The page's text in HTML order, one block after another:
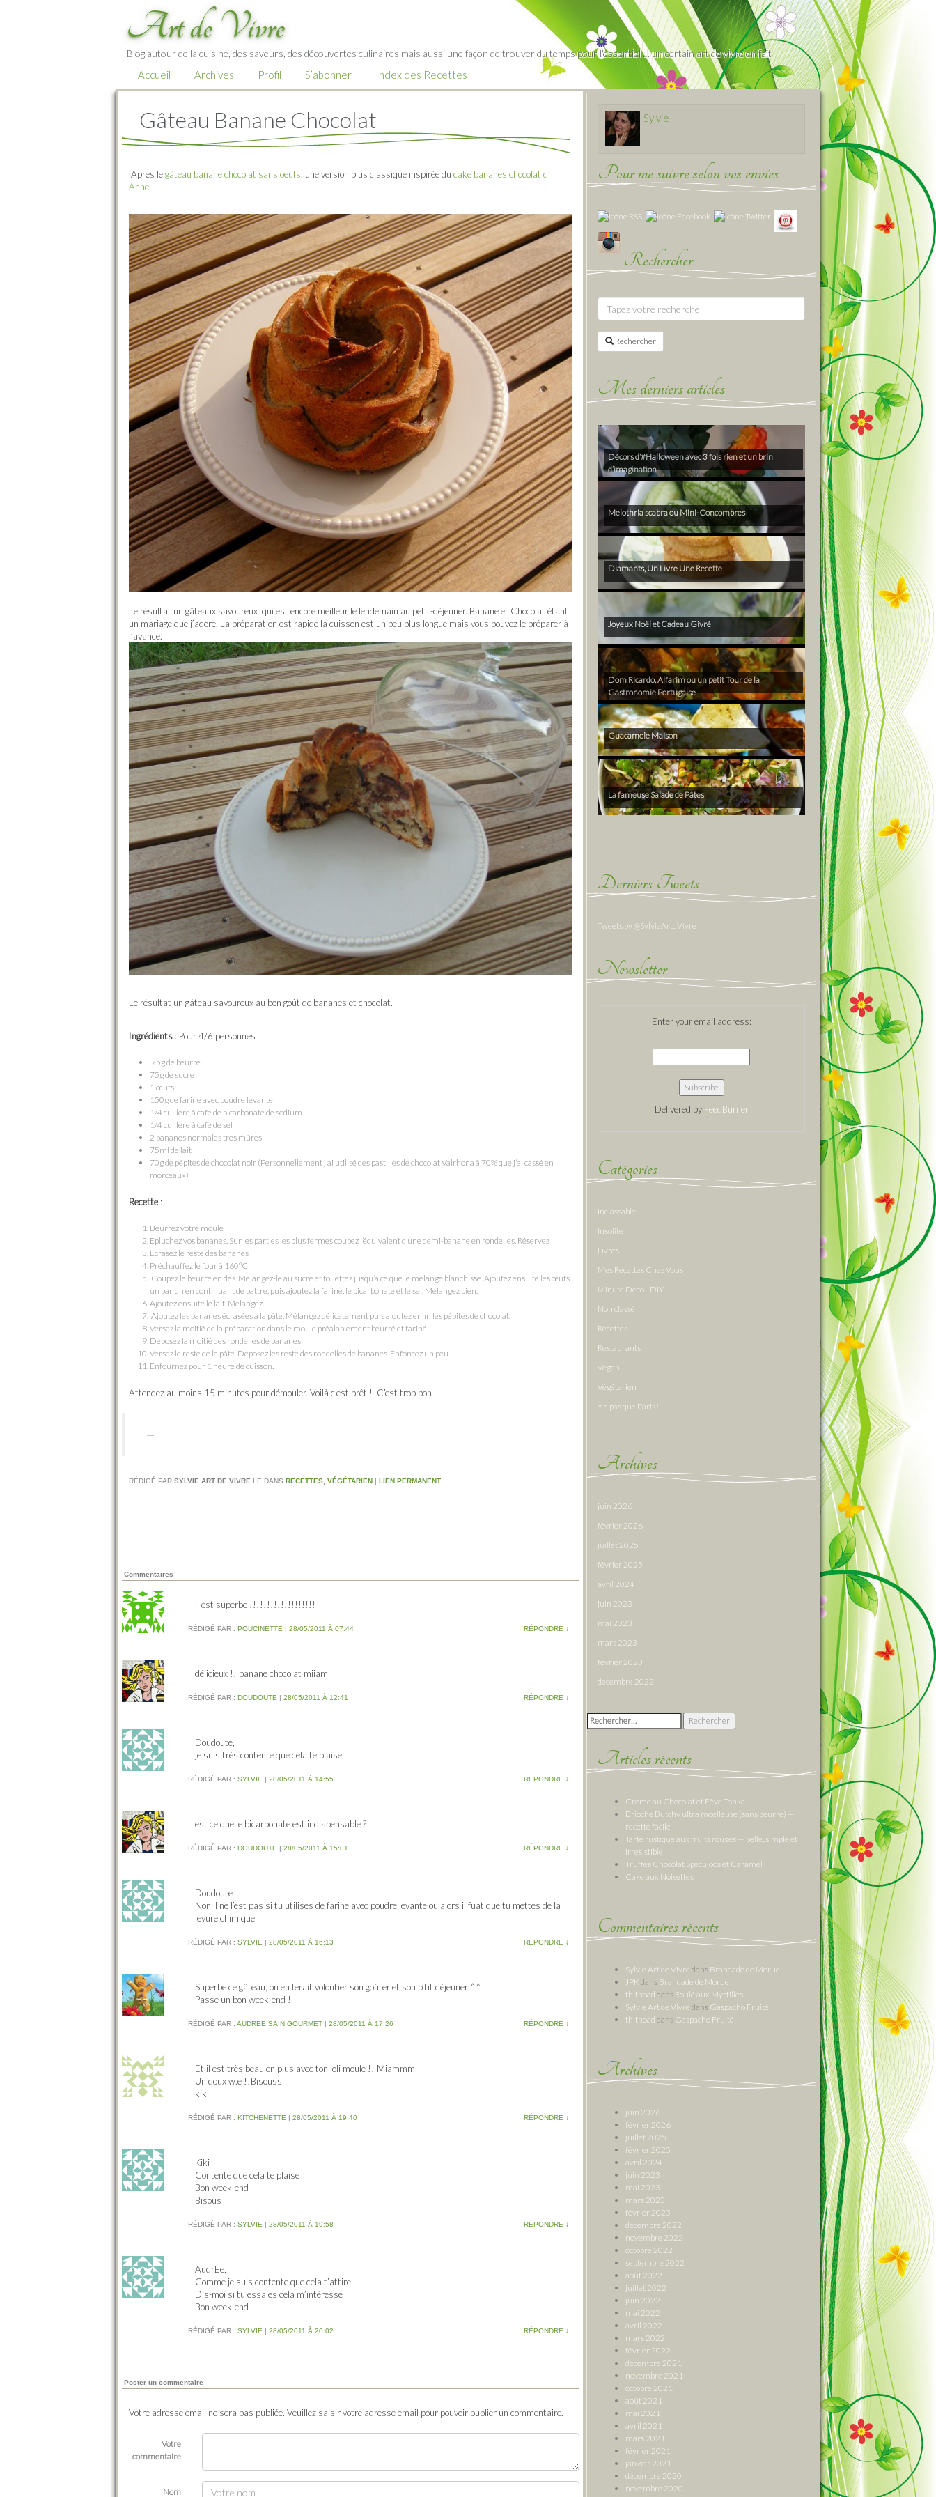
Art de Vivre
Blog autour de la cuisine, des saveurs, des découvertes culinaires mais aussi une façon de trouver du temps pour l'essentiel … un certain art de vivre en fait
Accueil Archives Profil S’abonner Index des Recettes
Gâteau Banane Chocolat
Après legâteau banane chocolat sans oeufs , une version plus classique inspirée du cake bananes chocolat d’
Anne.
Le résultat un gâteaux savoureux qui est encore meilleur le lendemain au petit-déjeuner. Banane et Chocolat étant
un mariage que j’adore. La préparation est rapide la cuisson est un peu plus longue mais vous pouvez le préparer à
l’avance.
Le résultat un gâteau savoureux au bon goût de bananes et chocolat.
Ingrédients : Pour 4/6 personnes
75g de beurre
75g de sucre
1 œufs
150g de farine avec poudre levante
1/4 cuillère à café de bicarbonate de sodium
1/4 cuillère à café de sel
2 bananes normales très mûres
75ml de lait
70g de pépites de chocolat noir (Personnellement j’ai utilisé des pastilles de chocolat Valrhona à 70% que j’ai cassé en
morceaux)
Recette :
Beurrez votre moule
Epluchez vos bananes. Sur les parties les plus fermes coupez l’équivalent d’une demi-banane en rondelles. Réservez
Ecrasez le reste des bananes
Préchauffez le four à 160°C
Coupez le beurre en dés. Mélangez-le au sucre et fouettez jusqu’à ce que le mélange blanchisse. Ajoutez ensuite les œufs
un par un en continuant de battre, puis ajoutez la farine, le bicarbonate et le sel. Mélangez bien.
Ajoutez ensuite le lait. Mélangez
Ajoutez les bananes écrasées à la pâte. Mélangez délicatement puis ajoutez enfin les pépites de chocolat.
Versez la moitié de la préparation dans le moule préalablement beurré et fariné
Déposez la moitié des rondelles de bananes
Versez le reste de la pâte. Déposez les reste des rondelles de bananes. Enfoncez un peu.
Enfournez pour 1 heure de cuisson.
Attendez au moins 15 minutes pour démouler. Voilà c’est prêt ! C’est trop bon
RÉDIGÉ PAR SYLVIE ART DE VIVRE LE DANS RECETTES VÉGÉTARIEN | LIEN PERMANENT
Commentaires
il est superbe !!!!!!!!!!!!!!!!!!!
RÉDIGÉ PAR : POUCINETTE | 28/05/2011 À 07:44 RÉPONDRE ↓
délicieux !! banane chocolat miiam
RÉDIGÉ PAR : DOUDOUTE | 28/05/2011 À 12:41 RÉPONDRE ↓
Doudoute,
je suis très contente que cela te plaise
RÉDIGÉ PAR : SYLVIE | 28/05/2011 À 14:55 RÉPONDRE ↓
est ce que le bicarbonate est indispensable ?
RÉDIGÉ PAR : DOUDOUTE | 28/05/2011 À 15:01 RÉPONDRE ↓
Doudoute
Non il ne l’est pas si tu utilises de farine avec poudre levante ou alors il fuat que tu mettes de la
levure chimique
RÉDIGÉ PAR : SYLVIE | 28/05/2011 À 16:13 RÉPONDRE ↓
Superbe ce gâteau, on en ferait volontier son goûter et son p’tit déjeuner ^^
Passe un bon week-end !
RÉDIGÉ PAR : AUDREE SAIN GOURMET| 28/05/2011 À 17:26 RÉPONDRE ↓
Et il est très beau en plus avec ton joli moule !! Miammm
Un doux w.e !!Bisouss
kiki
RÉDIGÉ PAR : KITCHENETTE | 28/05/2011 À 19:40 RÉPONDRE ↓
Kiki
Contente que cela te plaise
Bon week-end
Bisous
RÉDIGÉ PAR : SYLVIE | 28/05/2011 À 19:58 RÉPONDRE ↓
AudrEe,
Comme je suis contente que cela t’attire.
Dis-moi si tu essaies cela m’intéresse
Bon week-end
RÉDIGÉ PAR : SYLVIE | 28/05/2011 À 20:02 RÉPONDRE ↓
Poster un commentaire
Votre adresse email ne sera pas publiée. Veuillez saisir votre adresse email pour pouvoir publier un commentaire.
Votre
commentaire
Nom
Sylvie
Pour me suivre selon vos envies
Rechercher
Rechercher
Mes derniers articles
Décors d’#Halloween avec 3 fois rien et un brin
d’imagination
Melothria scabra ou Mini-Concombres
Diamants, Un Livre Une Recette
Joyeux Noël et Cadeau Givré
Dom Ricardo, Alfarim ou un petit Tour de la
Gastronomie Portugaise
Guacamole Maison
La fameuse Salade de Pâtes
Derniers Tweets
Tweets by @SylvieArtdVivre
Newsletter
Enter your email address:
Delivered by FeedBurner
Catégories
Inclassable
Insolite
Livres
Mes Recettes Chez Vous
Minute Deco - DIY
Non classé
Recettes
Restaurants
Vegan
Végétarien
Y a pas que Paris !!!
Archives
juin 2026
février 2026
juillet 2025
février 2025
avril 2024
juin 2023
mai 2023
mars 2023
février 2023
décembre 2022
Rechercher :
Articles récents
Crème au Chocolat et Fève Tonka
Brioche Butchy ultra moelleuse (sans beurre) —
recette facile
Tarte rustique aux fruits rouges — belle, simple et
irrésistible
Truffes Chocolat Spéculoos et Caramel
Cake aux Noisettes
Commentaires récents
Sylvie Art de Vivre dans Brandade de Morue
JPK dans Brandade de Morue
thithoad dans Roulé aux Myrtilles
Sylvie Art de Vivre dans Gaspacho Fruité
thithoad dans Gaspacho Fruité
Archives
juin 2026
février 2026
juillet 2025
février 2025
avril 2024
juin 2023
mai 2023
mars 2023
février 2023
décembre 2022
novembre 2022
octobre 2022
septembre 2022
août 2022
juillet 2022
juin 2022
mai 2022
avril 2022
mars 2022
février 2022
décembre 2021
novembre 2021
octobre 2021
août 2021
mai 2021
avril 2021
mars 2021
février 2021
janvier 2021
décembre 2020
novembre 2020